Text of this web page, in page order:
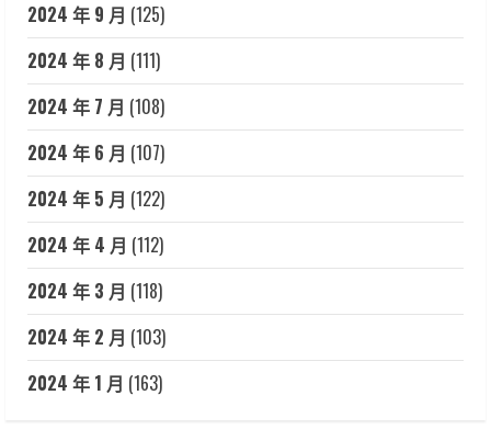
2024 年 9 月 (125)
2024 年 8 月 (111)
2024 年 7 月 (108)
2024 年 6 月 (107)
2024 年 5 月 (122)
2024 年 4 月 (112)
2024 年 3 月 (118)
2024 年 2 月 (103)
2024 年 1 月 (163)